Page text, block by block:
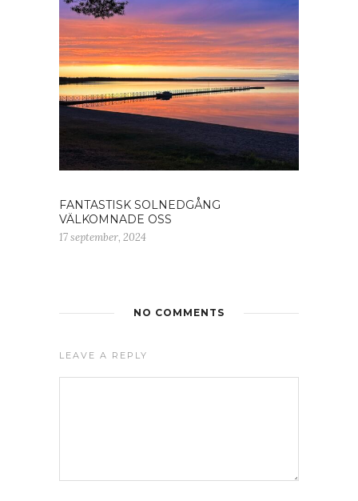
FANTASTISK SOLNEDGÅNG
VÄLKOMNADE OSS
17 september, 2024
NO COMMENTS
LEAVE A REPLY